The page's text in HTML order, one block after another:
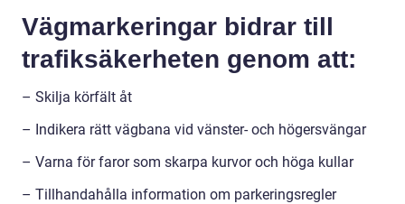
Vägmarkeringar bidrar till
trafiksäkerheten genom att:
– Skilja körfält åt
– Indikera rätt vägbana vid vänster- och högersvängar
– Varna för faror som skarpa kurvor och höga kullar
– Tillhandahålla information om parkeringsregler